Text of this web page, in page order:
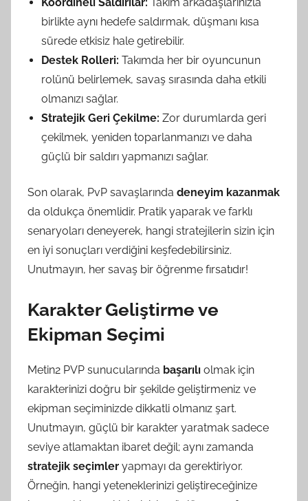
birlikte aynı hedefe saldırmak, düşmanı kısa
sürede etkisiz hale getirebilir.
Destek Rolleri: Takımda her bir oyuncunun
rolünü belirlemek, savaş sırasında daha etkili
olmanızı sağlar.
Stratejik Geri Çekilme: Zor durumlarda geri
çekilmek, yeniden toparlanmanızı ve daha
güçlü bir saldırı yapmanızı sağlar.
Son olarak, PvP savaşlarında deneyim kazanmak
da oldukça önemlidir. Pratik yaparak ve farklı
senaryoları deneyerek, hangi stratejilerin sizin için
en iyi sonuçları verdiğini keşfedebilirsiniz.
Unutmayın, her savaş bir öğrenme fırsatıdır!
Karakter Geliştirme ve
Ekipman Seçimi
Metin2 PVP sunucularında başarılı olmak için
karakterinizi doğru bir şekilde geliştirmeniz ve
ekipman seçiminizde dikkatli olmanız şart.
Unutmayın, güçlü bir karakter yaratmak sadece
seviye atlamaktan ibaret değil; aynı zamanda
stratejik seçimler yapmayı da gerektiriyor.
Örneğin, hangi yeteneklerinizi geliştireceğinize